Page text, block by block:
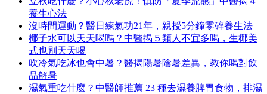
養生心法
沒時間運動？醫日練氣功21年，親授5分鐘零碎養生法
椰子水可以天天喝嗎？中醫揭５類人不宜多喝，生椰美
式也別天天喝
吹冷氣吃冰也會中暑？醫揭陽暑陰暑差異，教你喝對飲
品解暑
濕氣重吃什麼？中醫師推薦 23 種去濕養脾胃食物，排濕